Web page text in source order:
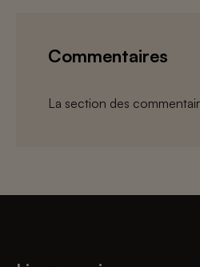
Commentaires
La section des